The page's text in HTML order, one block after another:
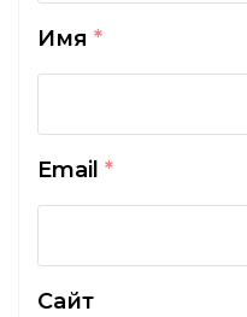
Имя *
Email *
Сайт